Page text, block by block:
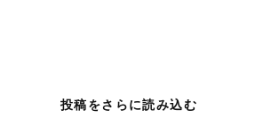
投稿をさらに読み込む